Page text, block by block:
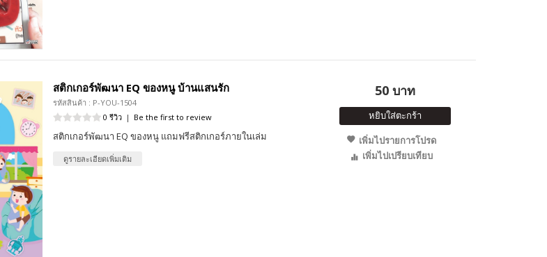
สติกเกอร์พัฒนา EQ ของหนู บ้านแสนรัก
รหัสสินค้า : P-YOU-1504
0 รีวิว | Be the first to review
สติกเกอร์พัฒนา EQ ของหนู แถมฟรีสติกเกอร์ภายในเล่ม
ดูรายละเอียดเพิ่มเติม
50 บาท
หยิบใส่ตะกร้า
เพิ่มไปรายการโปรด
เพิ่มไปเปรียบเทียบ